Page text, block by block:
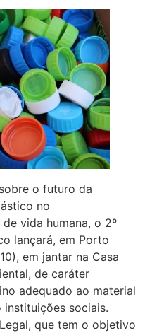
o futuro da
no
vida humana, o 2º
lançará, em Porto
em jantar na Casa
de caráter
adequado ao material
sociais.
que tem o objetivo